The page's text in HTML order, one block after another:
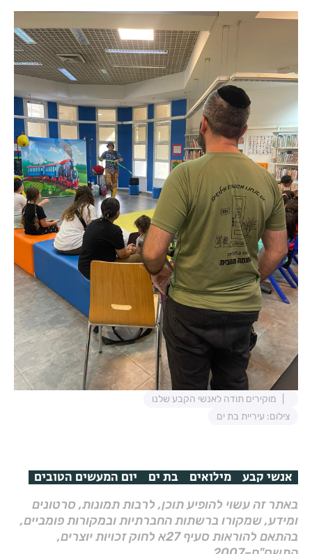
מוקירים תודה לאנשי הקבע שלנו
צילום: עיריית בת ים
אנשי קבע מילואים בת ים יום המעשים הטובים
באתר זה עשוי להופיע תוכן, לרבות תמונות, סרטונים
ומידע, שמקורו ברשתות החברתיות ובמקורות פומביים,
בהתאם להוראות סעיף 27א לחוק זכויות יוצרים,